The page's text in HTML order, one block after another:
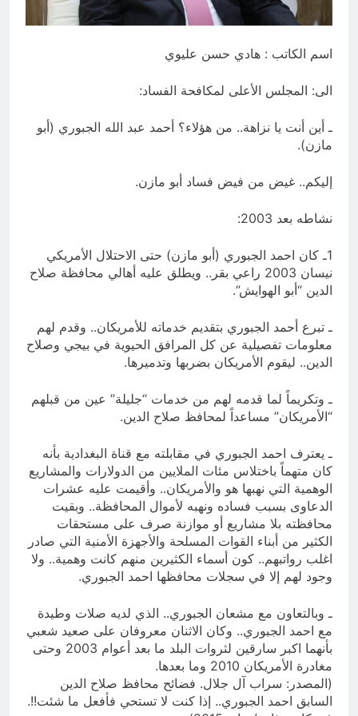
تجيك المنية
اسم الكاتب : هادي حسن عليوي
الى: المجلس الأعلى لمكافحة الفساد:
ـ أين أنت يا نزاهة.. من هؤلاء؟ أحمد عبد الله الجبوري (أبو
مازن).
إليكم.. غيض من فيض فساد أبو مازن.
نشاطه بعد 2003:
1ـ كان احمد الجبوري (أبو مازن) حتى الاحتلال الأمريكي
نيسان 2003 راعي بقر.. ويطلق عليه أهالي محافظة صلاح
الدين “أبو الهوايش”.
ـ تبرع أحمد الجبوري بتقديم خدماته للأمريكان.. وقدم لهم
معلومات تفصيلية عن كل المرافق الحيوية في بيجي وصلاح
الدين.. ليقوم الأمريكان بضربها وتدميرها.
ـ وتكريماً لما قدمه لهم من خدمات “جليلة” عين من قبلهم
“الأمريكان” مساعداً لمحافظ صلاح الدين.
ـ يعترف احمد الجبوري في مقابلته مع قناة البغدادية بأنه
كان متهماً باختلاس مئات الملايين من الدولارات والمشاريع
الوهمية التي نهبها هو والأمريكان.. وأقيمت عليه عشرات
الدعاوى بسبب فساده ونهبه لأموال المحافظة.. وبقيت
محافظته بلا مشاريع أو موازنة صرف على مستحقات
الكثير من أبناء القوات المسلحة والأجهزة الأمنية التي صادر
اغلب رواتبهم.. كون أسماء الكثيرين منهم كانت وهمية.. ولا
وجود لهم إلا في سجلات محافظها احمد الجبوري.
ـ وبالتعاون مع مشعان الجبوري.. الذي لديه صلات وطيدة
مع احمد الجبوري.. وكان الاثنان معروفان على صعيد شعبي
بأنهما اكبر سارقين لثروات البلد ما بعد أعوام 2003 وحتى
مغادرة الأمريكان 2010 وما بعدها.
(المصدر: سراب آل جلال. فضائح محافظ صلاح الدين
السابق احمد الجبوري.. إذا كنت لا تستحي فأفعل ما شئت!!.